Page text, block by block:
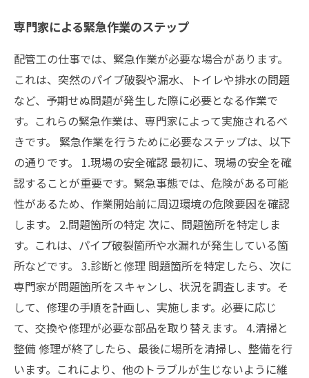
専門家による緊急作業のステップ
配管工の仕事では、緊急作業が必要な場合があります。
これは、突然のパイプ破裂や漏水、トイレや排水の問題
など、予期せぬ問題が発生した際に必要となる作業で
す。これらの緊急作業は、専門家によって実施されるべ
きです。 緊急作業を行うために必要なステップは、以下
の通りです。 1.現場の安全確認 最初に、現場の安全を確
認することが重要です。緊急事態では、危険がある可能
性があるため、作業開始前に周辺環境の危険要因を確認
します。 2.問題箇所の特定 次に、問題箇所を特定しま
す。これは、パイプ破裂箇所や水漏れが発生している箇
所などです。 3.診断と修理 問題箇所を特定したら、次に
専門家が問題箇所をスキャンし、状況を調査します。そ
して、修理の手順を計画し、実施します。必要に応じ
て、交換や修理が必要な部品を取り替えます。 4.清掃と
整備 修理が終了したら、最後に場所を清掃し、整備を行
います。これにより、他のトラブルが生じないように維